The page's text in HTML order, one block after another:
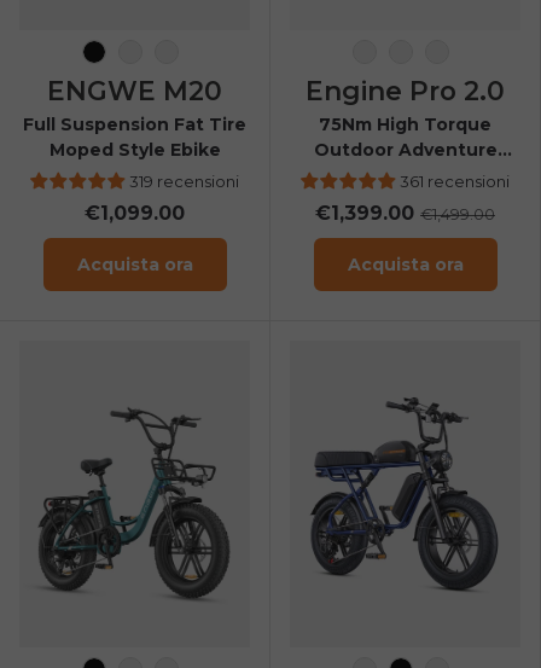
ENGWE M20
Full Suspension Fat Tire
Moped Style Ebike
319 recensioni
€1,099.00
Acquista ora
Spazio nero
Engine Pro 2.0
75Nm High Torque
Outdoor Adventure
Folding E-bike
361 recensioni
€1,399.00 €1,499.00
Acquista ora